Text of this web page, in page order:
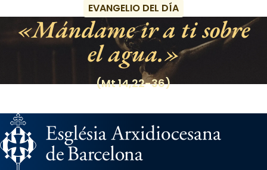
EVANGELIO DEL DÍA
Mándame ir a ti sobre
el agua.
(Mt 14,22-36)